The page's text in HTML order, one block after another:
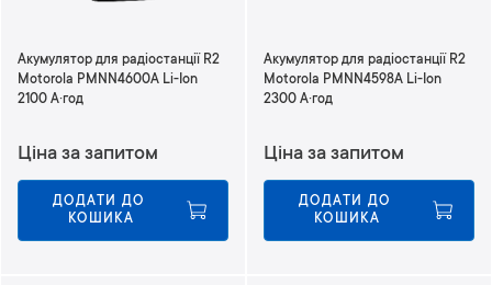
Акумулятор для радіостанції R2
Motorola PMNN4600A Li-Ion
2100 А·год
Ціна за запитом
ДОДАТИ ДО
КОШИКА
Акумулятор для радіостанції R2
Motorola PMNN4598A Li-Ion
2300 А·год
Ціна за запитом
ДОДАТИ ДО
КОШИКА